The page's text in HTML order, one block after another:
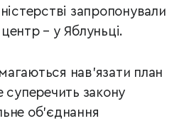
запропонували
– у Яблуньці.
нав’язати план
суперечить закону
об’єднання